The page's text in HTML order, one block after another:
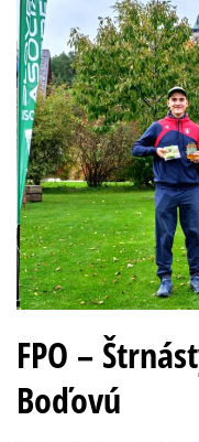
FPO –
Boďovú